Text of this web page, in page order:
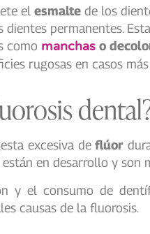
el esmalte de los
dientes permanentes.
como manchas o
rugosas en casos más
excesiva deflúor
en desarrollo y son
y el consumo de
causas de la fluorosis.